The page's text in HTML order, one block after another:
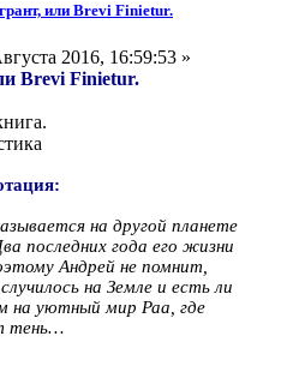
или Brevi Finietur.
2016, 16:59:53 »
Brevi Finietur.
на другой планете
последних года его жизни
Андрей не помнит,
на Земле и есть ли
на уютный мир Раа, где
тень…